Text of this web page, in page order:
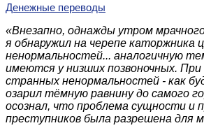
Денежные переводы
«Внезапно, однажды утром
я обнаружил на черепе каторжника
ненормальностей... аналогичную
имеются у низших позвоночных. При
странных ненормальностей - как
озарил тёмную равнину до самого
осознал, что проблема сущности и
преступников была разрешена для